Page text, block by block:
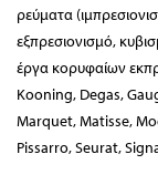
ρεύματα
εξπρεσιονισμό,
έργα κορυφαίων
Kooning, Degas,
Marquet, Matisse,
Pissarro, Seurat,